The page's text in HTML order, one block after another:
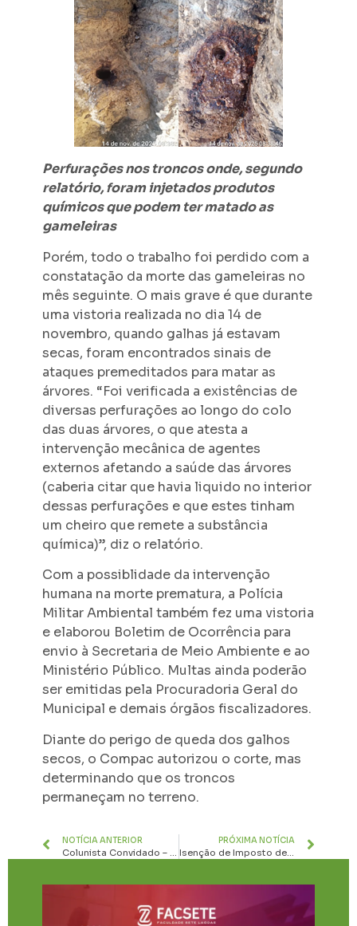
Perfurações nos troncos onde, segundo
relatório, foram injetados produtos
químicos que podem ter matado as
gameleiras
Porém, todo o trabalho foi perdido com a
constatação da morte das gameleiras no
mês seguinte. O mais grave é que durante
uma vistoria realizada no dia 14 de
novembro, quando galhas já estavam
secas, foram encontrados sinais de
ataques premeditados para matar as
árvores. “Foi verificada a existências de
diversas perfurações ao longo do colo
das duas árvores, o que atesta a
intervenção mecânica de agentes
externos afetando a saúde das árvores
(caberia citar que havia liquido no interior
dessas perfurações e que estes tinham
um cheiro que remete a substância
química)”, diz o relatório.
Com a possiblidade da intervenção
humana na morte prematura, a Polícia
Militar Ambiental também fez uma vistoria
e elaborou Boletim de Ocorrência para
envio à Secretaria de Meio Ambiente e ao
Ministério Público. Multas ainda poderão
ser emitidas pela Procuradoria Geral do
Municipal e demais órgãos fiscalizadores.
Diante do perigo de queda dos galhos
secos, o Compac autorizou o corte, mas
determinando que os troncos
permaneçam no terreno.
NOTÍCIA ANTERIOR
Colunista Convidado – Tecnologia que faz sentido não assusta os 60+
PRÓXIMA NOTÍCIA
Isenção de Imposto de Renda para quem recebe até R$ 5 mil já está valendo